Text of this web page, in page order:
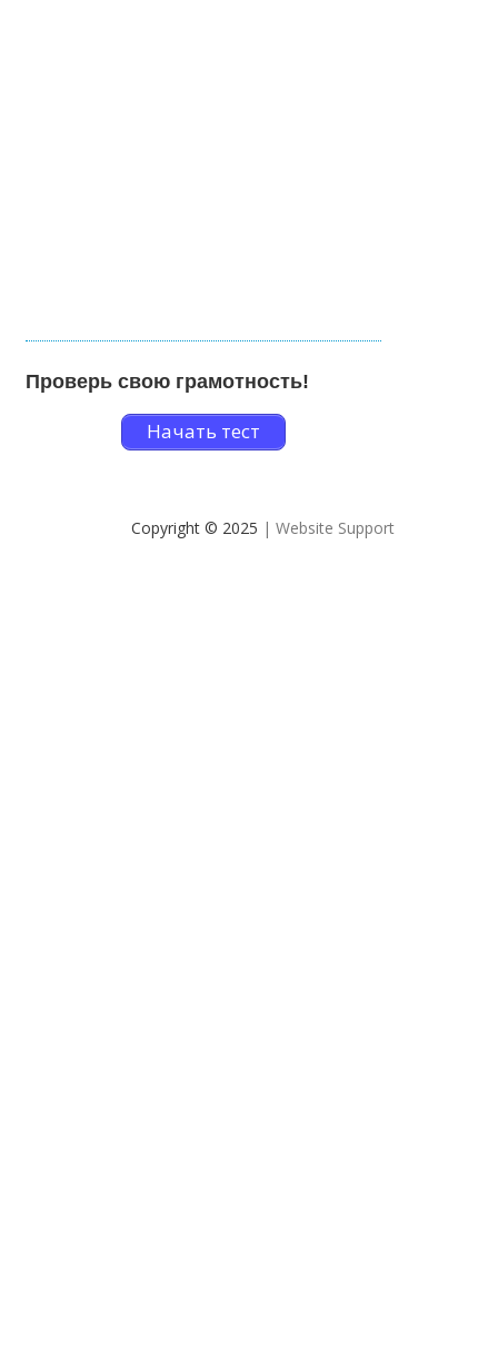
Проверь свою грамотность!
Начать тест
Copyright © 2025 | Website Support